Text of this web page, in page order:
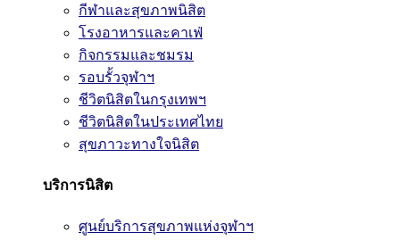
กีฬาและสุขภาพนิสิต
โรงอาหารและคาเฟ่
กิจกรรมและชมรม
รอบรั้วจุฬาฯ
ชีวิตนิสิตในกรุงเทพฯ
ชีวิตนิสิตในประเทศไทย
สุขภาวะทางใจนิสิต
บริการนิสิต
ศูนย์บริการสุขภาพแห่งจุฬาฯ